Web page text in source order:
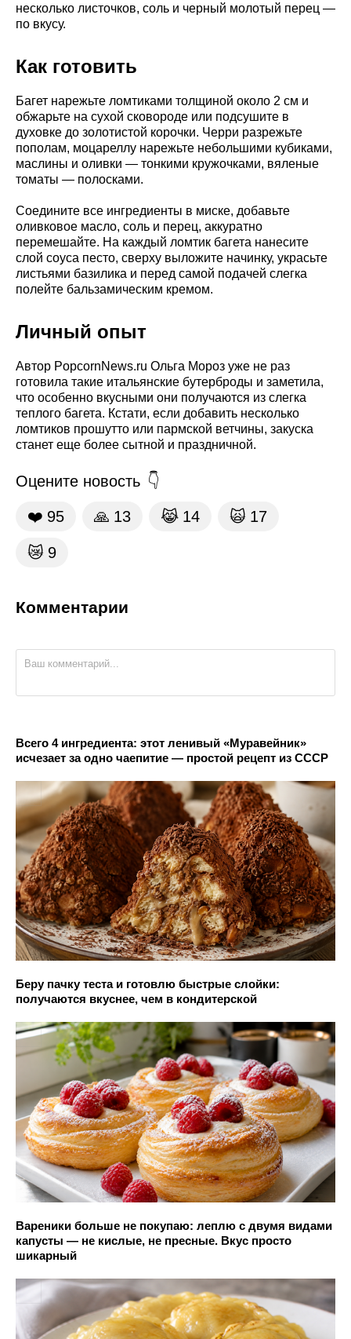
несколько листочков, соль и черный молотый перец —
по вкусу.
Как готовить
Багет нарежьте ломтиками толщиной около 2 см и
обжарьте на сухой сковороде или подсушите в
духовке до золотистой корочки. Черри разрежьте
пополам, моцареллу нарежьте небольшими кубиками,
маслины и оливки — тонкими кружочками, вяленые
томаты — полосками.
Соедините все ингредиенты в миске, добавьте
оливковое масло, соль и перец, аккуратно
перемешайте. На каждый ломтик багета нанесите
слой соуса песто, сверху выложите начинку, украсьте
листьями базилика и перед самой подачей слегка
полейте бальзамическим кремом.
Личный опыт
Автор PopcornNews.ru Ольга Мороз уже не раз
готовила такие итальянские бутерброды и заметила,
что особенно вкусными они получаются из слегка
теплого багета. Кстати, если добавить несколько
ломтиков прошутто или пармской ветчины, закуска
станет еще более сытной и праздничной.
Оцените новость
❤️ 95 🙏 13 😹 14 🙀 17
😿 9
Комментарии
Всего 4 ингредиента: этот ленивый «Муравейник»
исчезает за одно чаепитие — простой рецепт из СССР
Беру пачку теста и готовлю быстрые слойки:
получаются вкуснее, чем в кондитерской
Вареники больше не покупаю: леплю с двумя видами
капусты — не кислые, не пресные. Вкус просто
шикарный